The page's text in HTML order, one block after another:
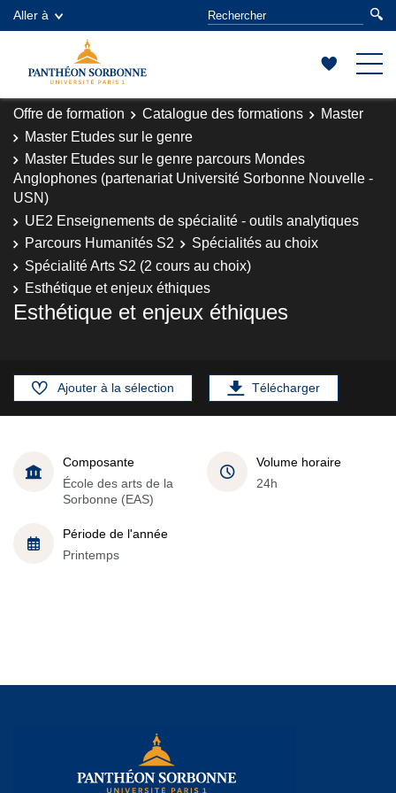
Aller à
Offre de formation Catalogue des formations
Master
Master Etudes sur le genre
Master Etudes sur le genre parcours Mondes
Anglophones (partenariat Université Sorbonne Nouvelle -
USN)
UE2 Enseignements de spécialité - outils analytiques
Parcours Humanités S2
Spécialités au choix
Spécialité Arts S2 (2 cours au choix)
Esthétique et enjeux éthiques
Esthétique et enjeux éthiques
Ajouter à la sélection Télécharger
Composante
École des arts de la
Sorbonne (EAS)
Volume horaire
24h
Période de l'année
Printemps